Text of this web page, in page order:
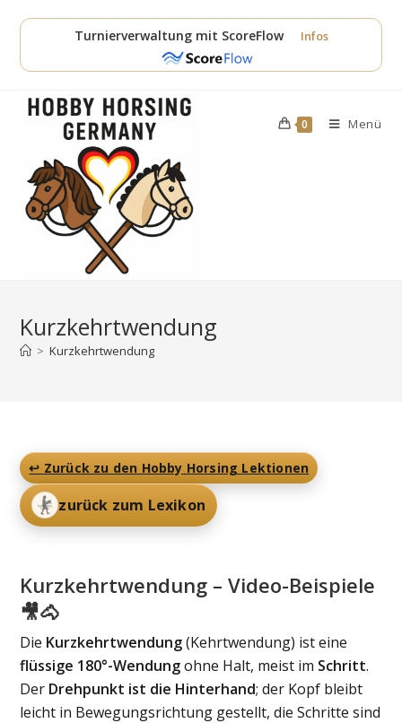
Inhalt
Turnierverwaltung mit ScoreFlow Infos
0 Menü
Kurzkehrtwendung
> Kurzkehrtwendung
↩️ Zurück zu den Hobby Horsing Lektionen
zurück zum Lexikon
Kurzkehrtwendung – Video-Beispiele
🎥🐴
Die Kurzkehrtwendung(Kehrtwendung) ist eine
flüssige 180°-Wendungohne Halt, meist im Schritt.
Der Drehpunkt ist die Hinterhand; der Kopf bleibt
leicht in Bewegungsrichtung gestellt, die Schritte sind